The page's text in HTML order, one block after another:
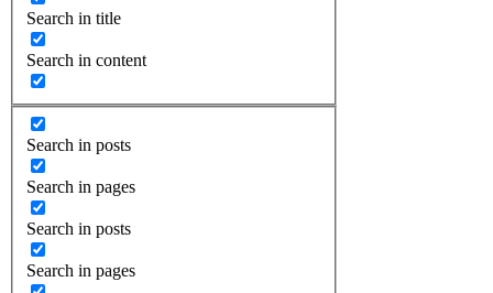
Search in title
Search in content
Search in posts
Search in pages
Search in posts
Search in pages